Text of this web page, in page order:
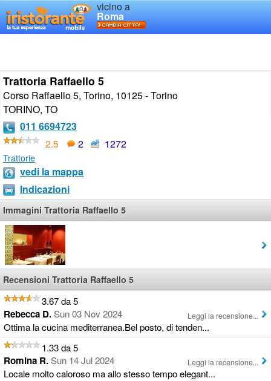
vicino a
Roma
Trattoria Raffaello 5
Corso Raffaello 5, Torino, 10125 - Torino
TORINO, TO
011 6694723
2.5
2 1272
Trattorie
vedi la mappa
Indicazioni
Immagini Trattoria Raffaello 5
Recensioni Trattoria Raffaello 5
3.67 da 5
Rebecca D.Sun 03 Nov 2024
Ottima la cucina mediterranea.Bel posto, di tenden...
Leggi la recensione...
1.33 da 5
Romina R.Sun 14 Jul 2024
Locale molto caloroso ma allo stesso tempo elegant...
Leggi la recensione...